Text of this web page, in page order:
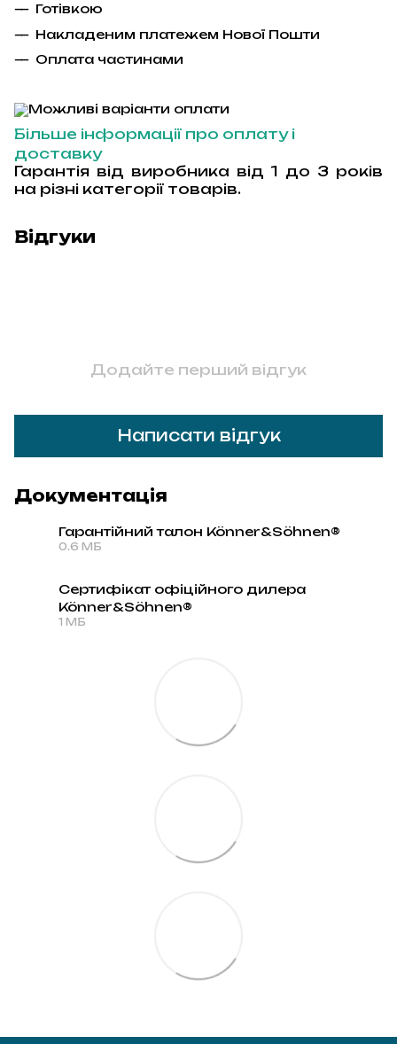
Готівкою
Накладеним платежем Нової Пошти
Оплата частинами
Більше інформації про оплату і
доставку
Гарантія від виробника від 1 до 3 років
на різні категорії товарів.
Відгуки
Додайте перший відгук
Написати відгук
Документація
Гарантійний талон Könner&Söhnen®
0.6 МБ
Сертифікат офіційного дилера
Könner&Söhnen®
1 МБ